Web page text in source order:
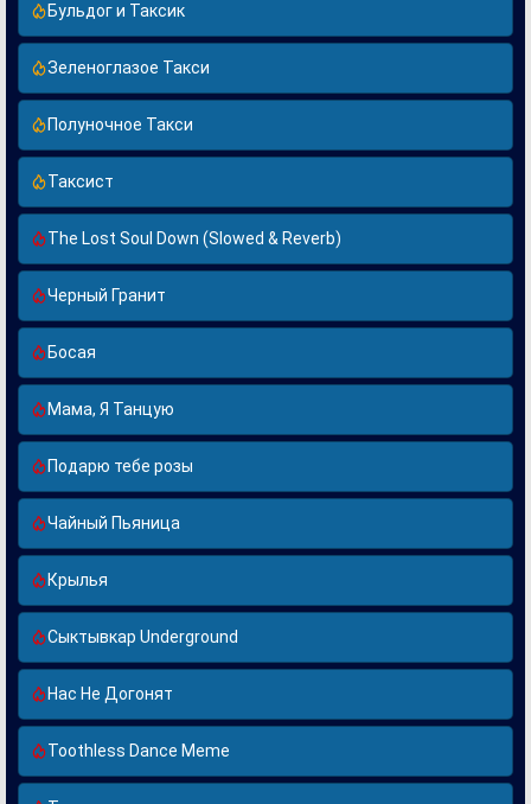
Бульдог и Таксик
Зеленоглазое Такси
Полуночное Такси
Таксист
The Lost Soul Down (Slowed & Reverb)
Черный Гранит
Босая
Мама, Я Танцую
Подарю тебе розы
Чайный Пьяница
Крылья
Сыктывкар Underground
Нас Не Догонят
Toothless Dance Meme